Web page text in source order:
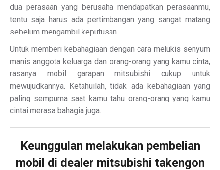
dua perasaan yang berusaha mendapatkan perasaanmu,
tentu saja harus ada pertimbangan yang sangat matang
sebelum mengambil keputusan.
Untuk memberi kebahagiaan dengan cara melukis senyum
manis anggota keluarga dan orang-orang yang kamu cinta,
rasanya mobil garapan mitsubishi cukup untuk
mewujudkannya. Ketahuilah, tidak ada kebahagiaan yang
paling sempurna saat kamu tahu orang-orang yang kamu
cintai merasa bahagia juga.
Keunggulan melakukan pembelian
mobil di dealer mitsubishi takengon